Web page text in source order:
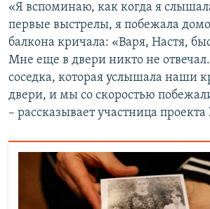
«Я вспоминаю, как когда я
первые выстрелы, я побежала
балкона кричала: «Варя, Настя,
Мне еще в двери никто не
соседка, которая услышала наши
двери, и мы со скоростью
– рассказывает участница проекта